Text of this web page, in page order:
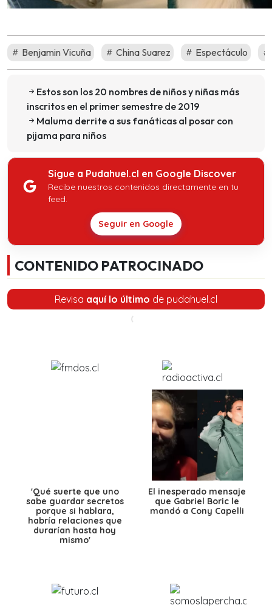
Benjamin Vicuña China Suarez Espectáculo
Estos son los 20 nombres de niños y niñas más
inscritos en el primer semestre de 2019
Maluma derrite a sus fanáticas al posar con
pijama para niños
Sigue a Pudahuel.cl en Google Discover
Recibe nuestros contenidos directamente en tu
feed.
Seguir en Google
CONTENIDO PATROCINADO
Revisa aquí lo último de pudahuel.cl
'Qué suerte que uno
sabe guardar secretos
porque si hablara,
habría relaciones que
durarían hasta hoy
mismo'
El inesperado mensaje
que Gabriel Boric le
mandó a Cony Capelli